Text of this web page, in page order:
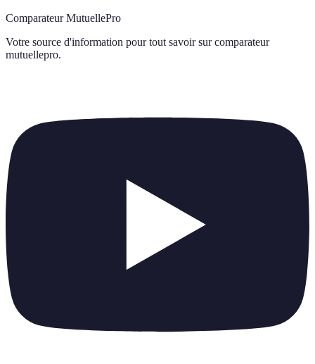
Comparateur MutuellePro
Votre source d'information pour tout savoir sur comparateur
mutuellepro.